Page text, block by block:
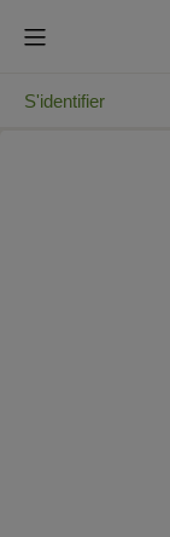
S'identifier